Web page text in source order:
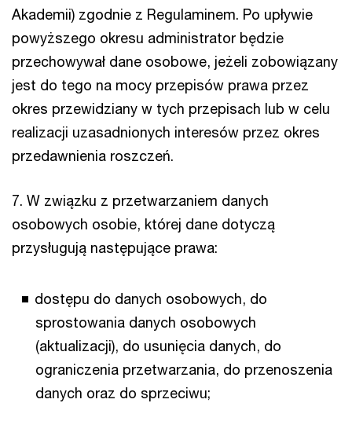
Akademii) zgodnie z Regulaminem. Po upływie
powyższego okresu administrator będzie
przechowywał dane osobowe, jeżeli zobowiązany
jest do tego na mocy przepisów prawa przez
okres przewidziany w tych przepisach lub w celu
realizacji uzasadnionych interesów przez okres
przedawnienia roszczeń.
7. W związku z przetwarzaniem danych
osobowych osobie, której dane dotyczą
przysługują następujące prawa:
dostępu do danych osobowych, do
sprostowania danych osobowych
(aktualizacji), do usunięcia danych, do
ograniczenia przetwarzania, do przenoszenia
danych oraz do sprzeciwu;